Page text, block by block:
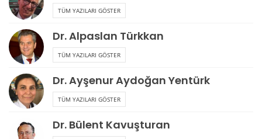
TÜM YAZILARI GÖSTER
Dr. Alpaslan Türkkan
TÜM YAZILARI GÖSTER
Dr. Ayşenur Aydoğan Yentürk
TÜM YAZILARI GÖSTER
Dr. Bülent Kavuşturan